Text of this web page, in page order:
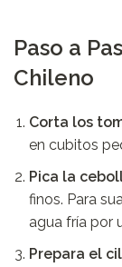
Paso a
Chileno
Corta los
en cubitos
Pica la
finos. Para
agua fría por
Prepara el